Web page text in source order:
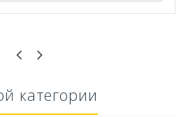
категории